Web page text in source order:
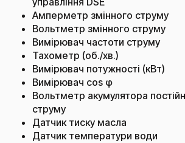
Амперметр змінного струму
Вольтметр змінного струму
Вимірювач частоти струму
Тахометр (об./хв.)
Вимірювач потужності (кВт)
Вимірювач cos φ
Вольтметр акумулятора
струму
Датчик тиску масла
Датчик температури води